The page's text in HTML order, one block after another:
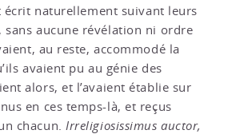
écrit naturellement suivant leurs
sans aucune révélation ni ordre
au reste, accommodé la
avaient pu au génie des
alors, et l’avaient établie sur
en ces temps-là, et reçus
chacun.Irreligiosissimus auctor,